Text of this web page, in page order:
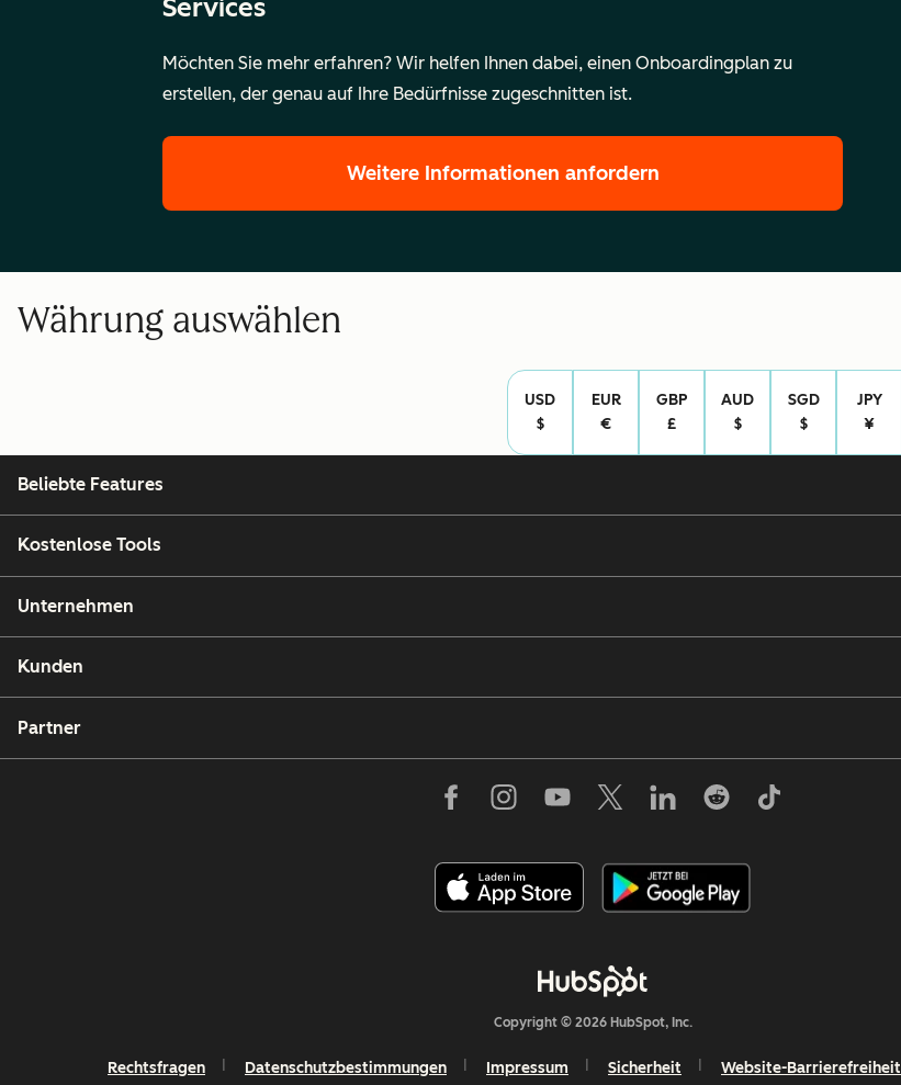
Services
Möchten Sie mehr erfahren? Wir helfen Ihnen dabei, einen Onboardingplan zu
erstellen, der genau auf Ihre Bedürfnisse zugeschnitten ist.
Weitere Informationen anfordern
Währung auswählen
USD
$
EUR
€
GBP
£
AUD
$
SGD
$
JPY
¥
Beliebte Features
Kostenlose Tools
Unternehmen
Kunden
Partner
Copyright © 2026 HubSpot, Inc.
Rechtsfragen Datenschutzbestimmungen Impressum Sicherheit Website-Barrierefreiheit